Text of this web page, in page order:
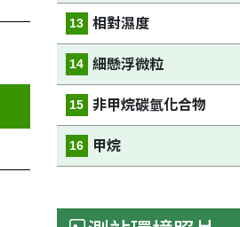
13 相對濕度
14 細懸浮微粒
15 非甲烷碳氫化合物
16 甲烷